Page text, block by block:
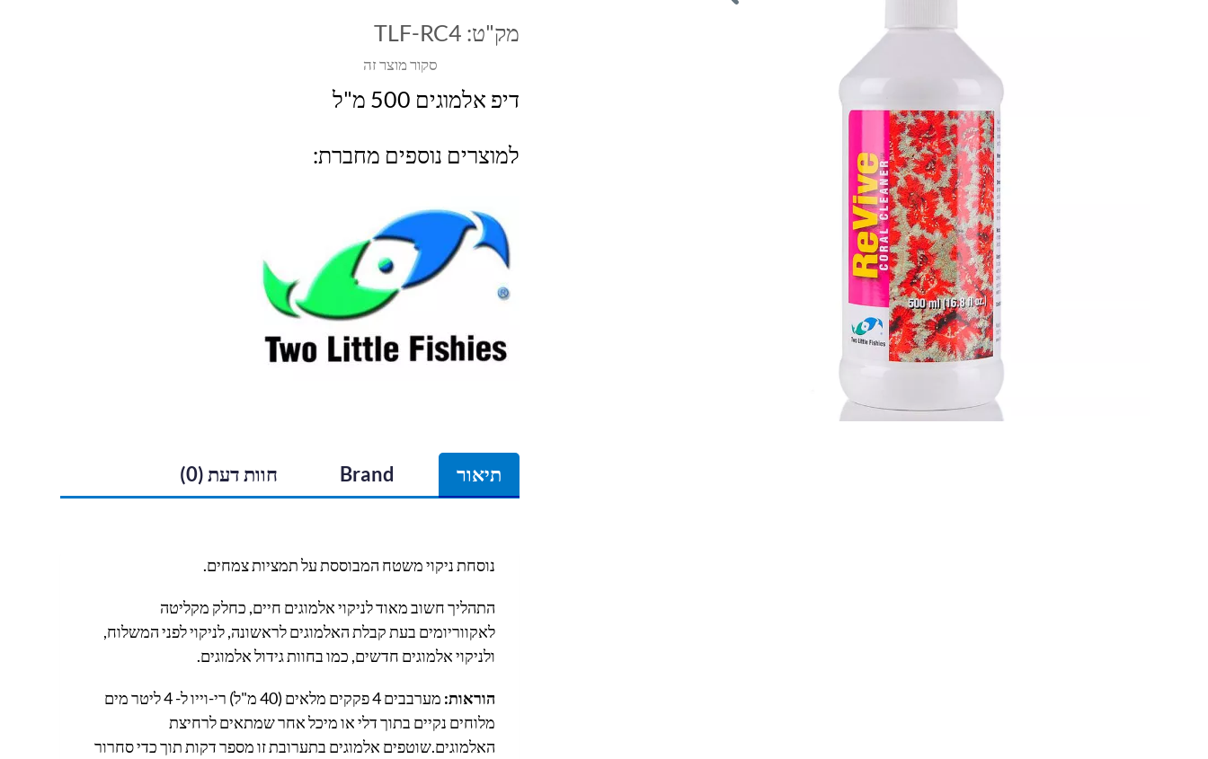
סקור מוצר זה
מק"ט: TLF-RC4
דיפ אלמוגים 500 מ"ל
למוצרים נוספים מחברת:
תיאור Brand חוות דעת (0)
נוסחת ניקוי משטח המבוססת על תמציות צמחים.
התהליך חשוב מאוד לניקוי אלמוגים חיים, כחלק מקליטה
לאקווריומים בעת קבלת האלמוגים לראשונה, לניקוי לפני המשלוח,
ולניקוי אלמוגים חדשים, כמו בחוות גידול אלמוגים.
הוראות:
מערבבים 4 פקקים מלאים (40 מ"ל) רי-וייו ל- 4 ליטר מים
מלוחים נקיים בתוך דלי או מיכל אחר שמתאים לרחיצת
האלמוגים.שוטפים אלמוגים בתערובת זו מספר דקות תוך כדי סחרור